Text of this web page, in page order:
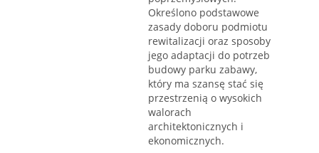
Określono podstawowe
zasady doboru podmiotu
rewitalizacji oraz sposoby
jego adaptacji do potrzeb
budowy parku zabawy,
który ma szansę stać się
przestrzenią o wysokich
walorach
architektonicznych i
ekonomicznych.